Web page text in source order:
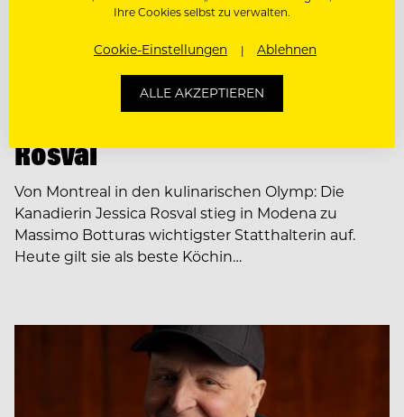
Chef of the month: Jessica
Rosval
Von Montreal in den kulinarischen Olymp: Die
Kanadierin Jessica Rosval stieg in Modena zu
Massimo Botturas wichtigster Statthalterin auf.
Heute gilt sie als beste Köchin…
Ihre Cookies selbst zu verwalten.
Cookie-Einstellungen Ablehnen
ALLE AKZEPTIEREN